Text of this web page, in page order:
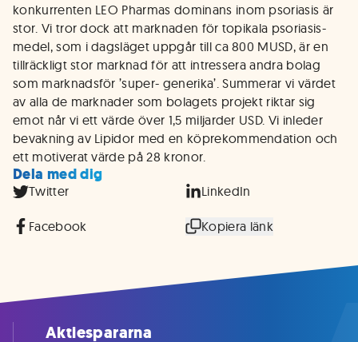
konkurrenten LEO Pharmas dominans inom psoriasis är
stor. Vi tror dock att marknaden för topikala psoriasis-
medel, som i dagsläget uppgår till ca 800 MUSD, är en
tillräckligt stor marknad för att intressera andra bolag
som marknadsför ’super- generika’. Summerar vi värdet
av alla de marknader som bolagets projekt riktar sig
emot når vi ett värde över 1,5 miljarder USD. Vi inleder
bevakning av Lipidor med en köprekommendation och
ett motiverat värde på 28 kronor.
Dela med dig
Twitter LinkedIn
Facebook Kopiera länk
Aktiespararna